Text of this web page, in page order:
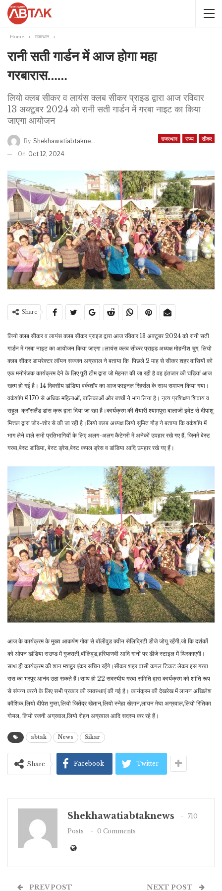
Home राजस्थान
रानी सती गार्डन में आज होगा महा
गरबारास……
लियो क्लब सीकर व लायंस क्लब सीकर प्राइड द्वारा आज रविवार
13 अक्टूबर 2024 को रानी सती गार्डन में गरबा नाइट का किया
जाएगा आयोजन
राजस्थान राज्य सीकर
By Shekhawatiabtaknews
On Oct 12, 2024
Share
लियो क्लब सीकर व लायंस क्लब सीकर प्राइड द्वारा आज रविवार 13 अक्टूबर 2024 को रानी सती
गार्डन में गरबा नाइट का आयोजन किया जाएगा।लायंस क्लब सीकर प्राइड अध्यक्ष मोहनीश चुग, लियो
क्लब सीकर डायरेक्टर लॉयन सज्जन अग्रवाल ने बताया कि पिछले 2 माह से सीकर शहर वासियों को
एक मनोरंजक कार्यक्रम देने के लिए पूरी टीम द्वारा जो मेहनत की जा रही है वह इंतजार की घड़ियां आज
खत्म हो गई है। 14 दिवसीय डांडिया वर्कशॉप का आज फाइनल रिहर्सल के साथ समापन किया गया।
वर्कशॉप में 170 से अधिक महिलाओं, बालिकाओं और बच्चों ने भाग लिया है। नृत्य प्रशिक्षण शिवाय व
राहुल क्रॉसलैंड डांस क्रू द्वारा दिया जा रहा है।कार्यक्रम की तैयारी श्यामपुरा बालाजी इवेंट से दीपांशु
मित्तल द्वारा जोर-शोर से की जा रही है।लियो क्लब अध्यक्ष लियो सुमित गौड़ ने बताया कि वर्कशॉप में
भाग लेने वाले सभी प्रतिभागियों के लिए अलग-अलग कैटेगरी में अनेकों उपहार रखे गए हैं, जिनमें बेस्ट
गरबा,बेस्ट डांडिया, बेस्ट ड्रेस,बेस्ट कपल ड्रेस व डांडिया आदि उपहार रखे गए हैं।
आज के कार्यक्रम के मुख्य आकर्षण गोवा से बॉलीवुड क्वीन सेलिब्रिटी डीजे जोयु रहेंगी,जो कि दर्शकों
को ओपन डांडिया राउण्ड में गुजराती,बॉलिवुड,हरियाणवी आदि गानों पर डीजे स्टाइल में थिरकाएगी।
साथ ही कार्यक्रम की शान मशहूर एंकर सचिन रहेंगे।सीकर शहर वासी कपल टिकट लेकर इस गरबा
रास का भरपूर आनंद उठा सकते हैं।साथ ही 22 सदस्यीय गरबा समिति द्वारा कार्यक्रम को शांति रूप
से संपन्न करने के लिए सभी प्रकार की व्यवस्थाएं की गई है। कार्यक्रम की देखरेख में लायन अखिलेश
कौशिक,लियो दीपेश गुप्ता,लियो जितेंद्र खेतान,लियो स्नेहा खेतान,लायन मेघा अग्रवाल,लियो रितिका
गोयल, लियो रजनी अग्रवाल,लियो रोहन अग्रवाल आदि सदस्य कर रहे हैं।
abtak News Sikar
Share Facebook Twitter
Shekhawatiabtaknews
710
Posts
0 Comments
PREV POST NEXT POST